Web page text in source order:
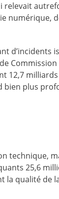
relevait
numérique,
d’incidents
12,7
bien plus
technique,
25,6
la qualité de